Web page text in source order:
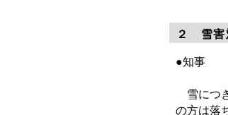
２ 雪害
●知事
雪につ
の方は落